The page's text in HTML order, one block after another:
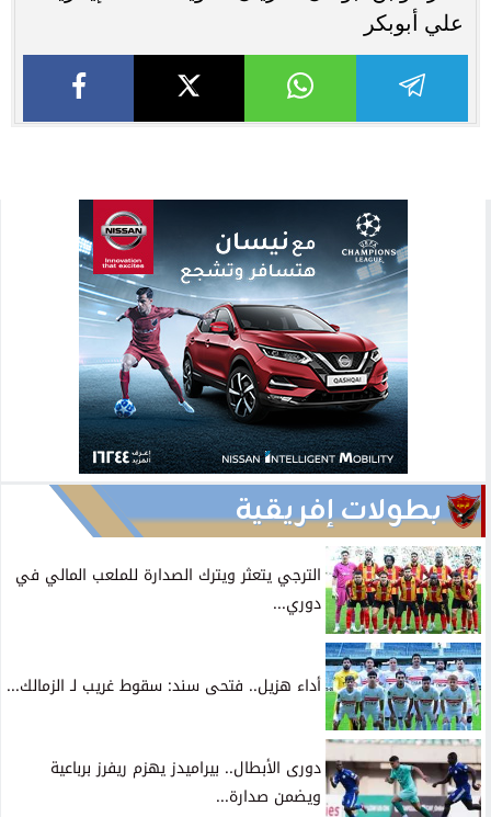
علي أبوبكر
بطولات إفريقية
الترجي يتعثر ويترك الصدارة للملعب المالي في
دوري...
أداء هزيل.. فتحى سند: سقوط غريب لـ الزمالك...
دورى الأبطال.. بيراميدز يهزم ريفرز برباعية
ويضمن صدارة...